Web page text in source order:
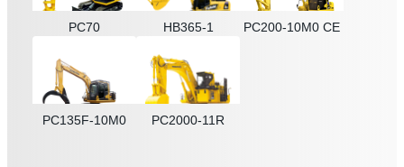
PC70 HB365-1 PC200-10M0 CE
PC135F-10M0 PC2000-11R